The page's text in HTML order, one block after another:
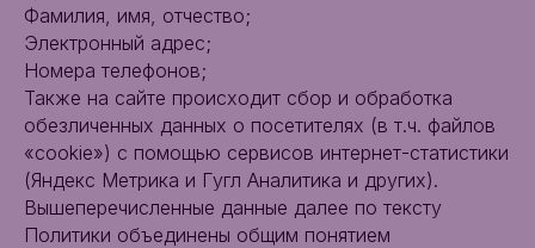
Фамилия, имя, отчество;
Электронный адрес;
Номера телефонов;
Также на сайте происходит сбор и обработка
обезличенных данных о посетителях (в т.ч. файлов
«cookie») с помощью сервисов интернет-статистики
(Яндекс Метрика и Гугл Аналитика и других).
Вышеперечисленные данные далее по тексту
Политики объединены общим понятием